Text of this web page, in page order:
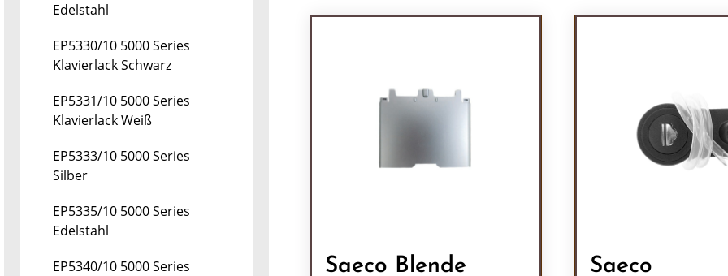
Edelstahl
EP5330/10 5000 Series
Klavierlack Schwarz
EP5331/10 5000 Series
Klavierlack Weiß
EP5333/10 5000 Series
Silber
EP5335/10 5000 Series
Edelstahl
EP5340/10 5000 Series
Saeco Blende
Saeco